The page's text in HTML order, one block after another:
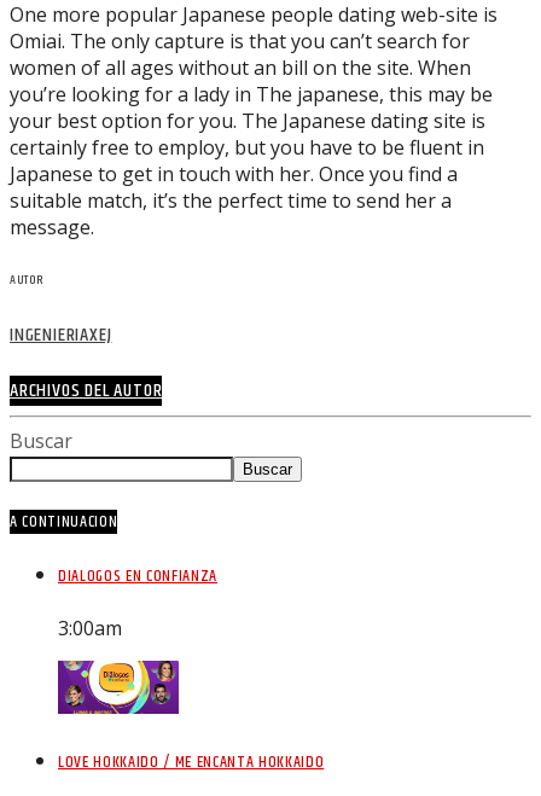
One more popular Japanese people dating web-site is
Omiai. The only capture is that you can’t search for
women of all ages without an bill on the site. When
you’re looking for a lady in The japanese, this may be
your best option for you. The Japanese dating site is
certainly free to employ, but you have to be fluent in
Japanese to get in touch with her. Once you find a
suitable match, it’s the perfect time to send her a
message.
AUTOR
INGENIERIAXEJ
ARCHIVOS DEL AUTOR
Buscar
Buscar
A CONTINUACION
DIALOGOS EN CONFIANZA
3:00am
LOVE HOKKAIDO / ME ENCANTA HOKKAIDO